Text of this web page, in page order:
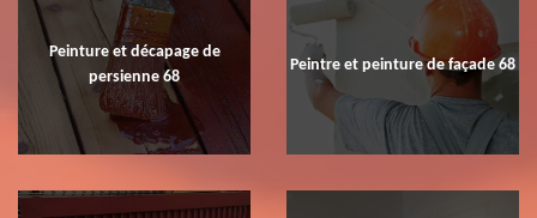
Peinture et décapage de
persienne 68
Peintre et peinture de façade 68